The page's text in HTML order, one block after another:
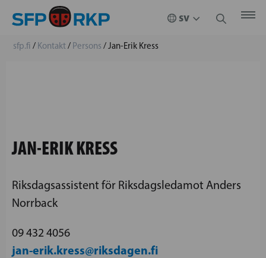
sfp.fi / Kontakt/ Persons /Jan-Erik Kress
JAN-ERIK KRESS
Riksdagsassistent för Riksdagsledamot Anders
Norrback
09 432 4056
jan-erik.kress@riksdagen.fi